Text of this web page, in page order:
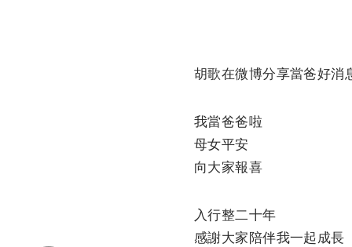
胡歌在微博分享當爸好消
我當爸爸啦
母女平安
向大家報喜
入行整二十年
感謝大家陪伴我一起成長